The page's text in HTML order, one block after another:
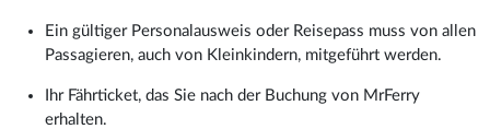
Ein gültiger Personalausweis oder Reisepass muss von allen
Passagieren, auch von Kleinkindern, mitgeführt werden.
Ihr Fährticket, das Sie nach der Buchung von MrFerry
erhalten.